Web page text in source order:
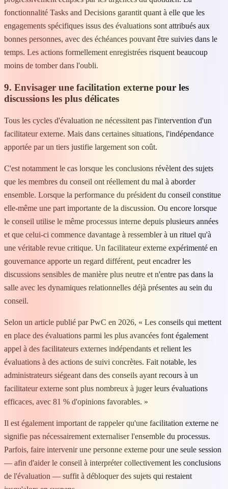
fonctionnalité Tasks and Decisions garantit quant à elle que les
engagements spécifiques issus des évaluations sont attribués aux
bonnes personnes, avec des échéances pouvant être suivies dans le
temps. Les actions formellement enregistrées risquent beaucoup
moins de tomber dans l'oubli.
9. Envisager une facilitation externe pour les
discussions les plus délicates
Tous les cycles d'évaluation ne nécessitent pas l'intervention d'un
facilitateur externe. Mais dans certaines situations, l'indépendance
apportée par un tiers justifie largement son coût.
C'est notamment le cas lorsque les conclusions révèlent des sujets
que les membres du conseil ont réellement du mal à aborder
ensemble. Lorsque la performance du président du conseil constitue
elle-même une part importante de la discussion. Ou encore lorsque
le conseil utilise le même processus interne depuis plusieurs années
et que celui-ci commence davantage à ressembler à un rituel qu'à
une véritable revue critique. Un facilitateur externe expérimenté en
gouvernance apporte un regard différent, peut encadrer les
discussions sensibles de manière plus neutre et n'entre pas dans la
salle avec les dynamiques relationnelles déjà présentes au sein du
conseil.
Selon un article publié par PwC en 2026, « Les conseils qui mettent
en place des évaluations parmi les plus avancées font également
appel à des facilitateurs externes indépendants et relient les
évaluations à des actions de suivi concrètes. Fait notable, les
administrateurs siégeant dans des conseils ayant recours à un
facilitateur externe sont plus nombreux à juger leurs évaluations
efficaces, avec 81 % d'opinions favorables. »
Il est également important de rappeler qu'une facilitation externe ne
signifie pas nécessairement externaliser l'ensemble du processus.
Parfois, faire intervenir une personne externe pour une seule session
— afin d'aider le conseil à interpréter collectivement les conclusions
de l'évaluation — suffit à débloquer des sujets qui restaient